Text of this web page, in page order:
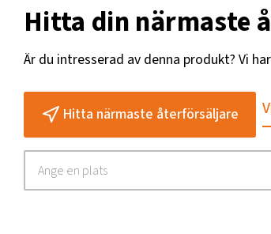
Hitta din närmaste
Är du intresserad av denna produkt? Vi
Hitta närmaste återförsäljare